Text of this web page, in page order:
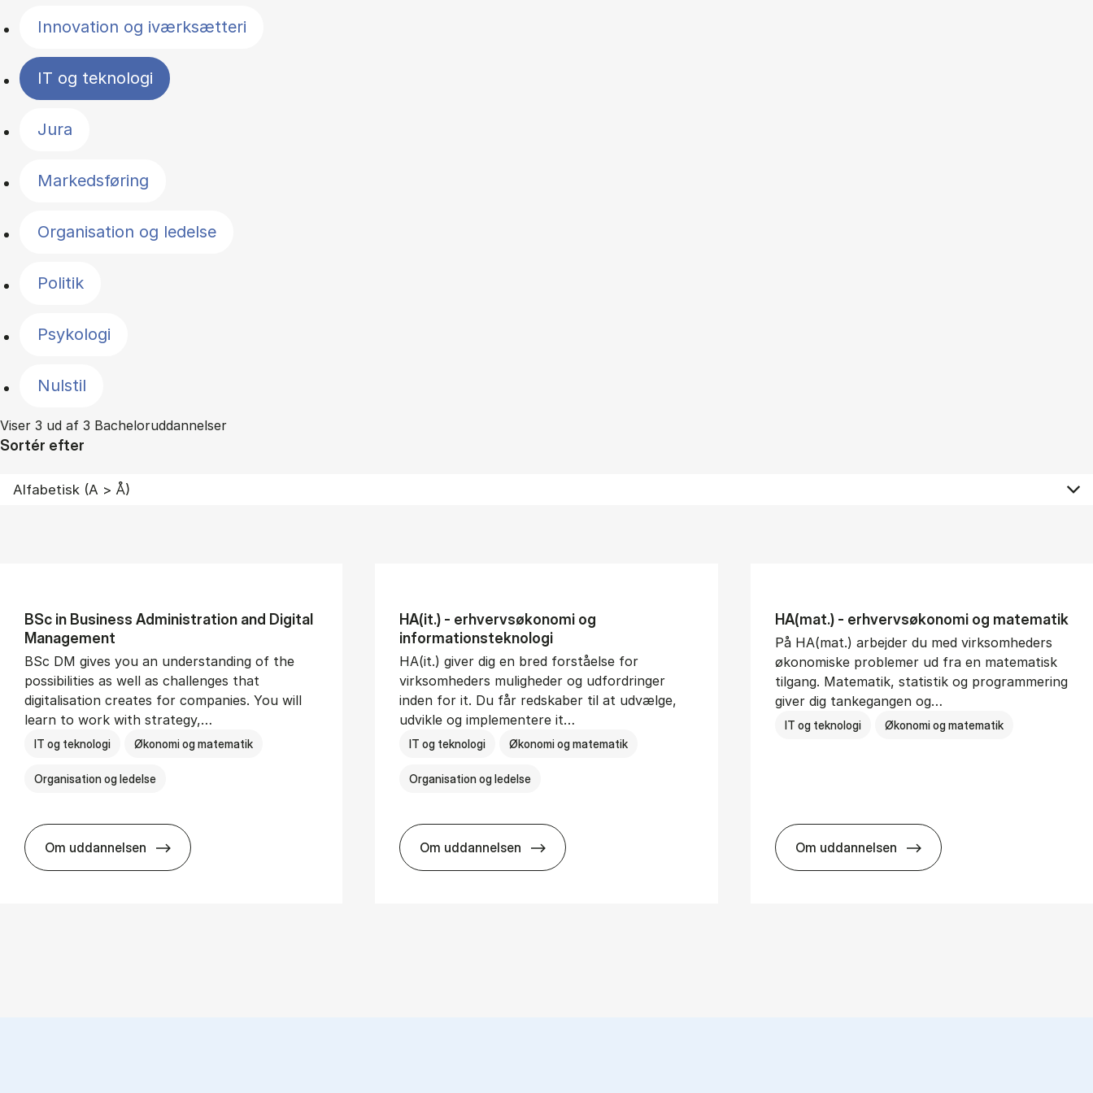
Innovation og iværksætteri
IT og teknologi
Jura
Markedsføring
Organisation og ledelse
Politik
Psykologi
Nulstil
Viser 3 ud af 3 Bacheloruddannelser
Sortér efter
BSc in Busi­ness Ad­min­is­tra­tion and Di­git­al
Man­age­ment
BSc DM gives you an understanding of the
possibilities as well as challenges that
digitalisation creates for companies. You will
learn to work with strategy,…
IT og teknologi Økonomi og matematik
Organisation og ledelse
Om uddannelsen
BSc in Busi­ness Ad­min­is­tra­tion and Di­git­al Man­age­ment
HA(it.) - erhvervs­økonomi og
informations­teknologi
HA(it.) giver dig en bred forståelse for
virksomheders muligheder og udfordringer
inden for it. Du får redskaber til at udvælge,
udvikle og implementere it…
IT og teknologi Økonomi og matematik
Organisation og ledelse
Om uddannelsen
HA(it.) - erhvervs­økonomi og informations­teknologi
HA(mat.) - erhvervs­økonomi og ma­te­ma­tik
På HA(mat.) arbejder du med virksomheders
økonomiske problemer ud fra en matematisk
tilgang. Matematik, statistik og programmering
giver dig tankegangen og…
IT og teknologi Økonomi og matematik
Om uddannelsen
HA(mat.) - erhvervs­økonomi og